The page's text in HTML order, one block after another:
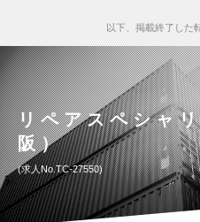
以下、掲載終了した
リペアスペシャ
阪）
求人No.TC-27550